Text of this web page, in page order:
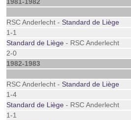
RSC Anderlecht -Standard de Liège
1-1
Standard de Liège - RSC Anderlecht
2-0
1982-1983
RSC Anderlecht -Standard de Liège
1-4
Standard de Liège - RSC Anderlecht
1-1